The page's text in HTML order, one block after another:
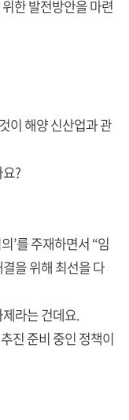
한 발전방안을 마련
이 해양 신산업과 관
?
’를 주재하면서 “임
을 위해 최선을 다
라는 건데요.
진 준비 중인 정책이